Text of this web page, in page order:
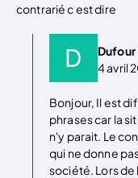
contrarié c est dire
4 avril
Bonjour, Il est
phrases car la
n'y parait. Le
qui ne donne
société. Lors de